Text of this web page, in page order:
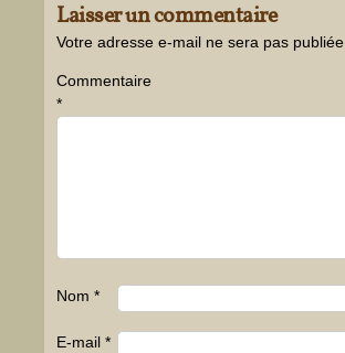
Laisser un commentaire
Votre adresse e-mail ne sera pas publiée.
Commentaire
*
Nom *
E-mail *